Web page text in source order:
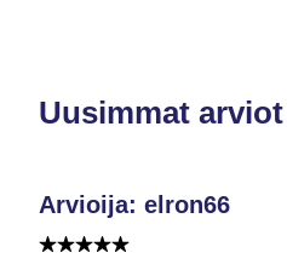
Uusimmat arviot
Arvioija: elron66